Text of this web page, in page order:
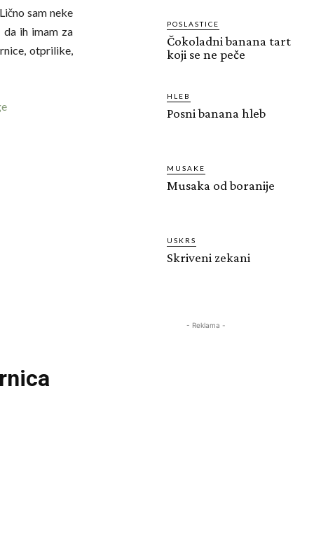
Lično sam neke
ih imam za
otprilike,
POSLASTICE
Čokoladni banana tart
koji se ne peče
HLEB
Posni banana hleb
MUSAKE
Musaka od boranije
USKRS
Skriveni zekani
- Reklama -